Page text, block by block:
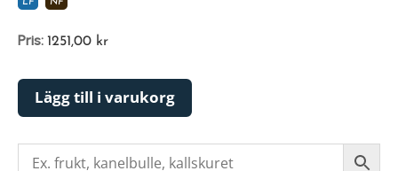
LF NF
Pris: 1251,00 kr
Lägg till i varukorg